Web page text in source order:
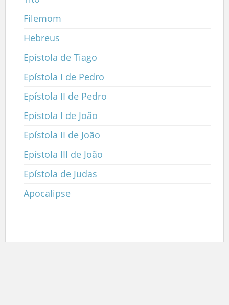
Filemom
Hebreus
Epístola de Tiago
Epístola I de Pedro
Epístola II de Pedro
Epístola I de João
Epístola II de João
Epístola III de João
Epístola de Judas
Apocalipse